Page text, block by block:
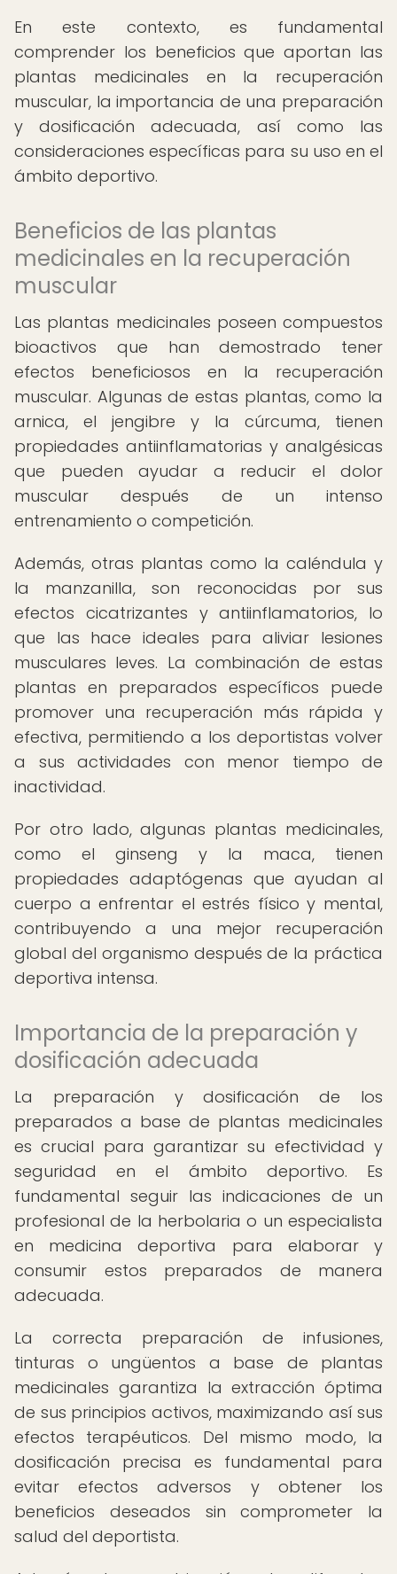
En este contexto, es fundamental
comprender los beneficios que aportan las
plantas medicinales en la recuperación
muscular, la importancia de una preparación
y dosificación adecuada, así como las
consideraciones específicas para su uso en el
ámbito deportivo.
Beneficios de las plantas
medicinales en la recuperación
muscular
Las plantas medicinales poseen compuestos
bioactivos que han demostrado tener
efectos beneficiosos en la recuperación
muscular. Algunas de estas plantas, como la
arnica, el jengibre y la cúrcuma, tienen
propiedades antiinflamatorias y analgésicas
que pueden ayudar a reducir el dolor
muscular después de un intenso
entrenamiento o competición.
Además, otras plantas como la caléndula y
la manzanilla, son reconocidas por sus
efectos cicatrizantes y antiinflamatorios, lo
que las hace ideales para aliviar lesiones
musculares leves. La combinación de estas
plantas en preparados específicos puede
promover una recuperación más rápida y
efectiva, permitiendo a los deportistas volver
a sus actividades con menor tiempo de
inactividad.
Por otro lado, algunas plantas medicinales,
como el ginseng y la maca, tienen
propiedades adaptógenas que ayudan al
cuerpo a enfrentar el estrés físico y mental,
contribuyendo a una mejor recuperación
global del organismo después de la práctica
deportiva intensa.
Importancia de la preparación y
dosificación adecuada
La preparación y dosificación de los
preparados a base de plantas medicinales
es crucial para garantizar su efectividad y
seguridad en el ámbito deportivo. Es
fundamental seguir las indicaciones de un
profesional de la herbolaria o un especialista
en medicina deportiva para elaborar y
consumir estos preparados de manera
adecuada.
La correcta preparación de infusiones,
tinturas o ungüentos a base de plantas
medicinales garantiza la extracción óptima
de sus principios activos, maximizando así sus
efectos terapéuticos. Del mismo modo, la
dosificación precisa es fundamental para
evitar efectos adversos y obtener los
beneficios deseados sin comprometer la
salud del deportista.